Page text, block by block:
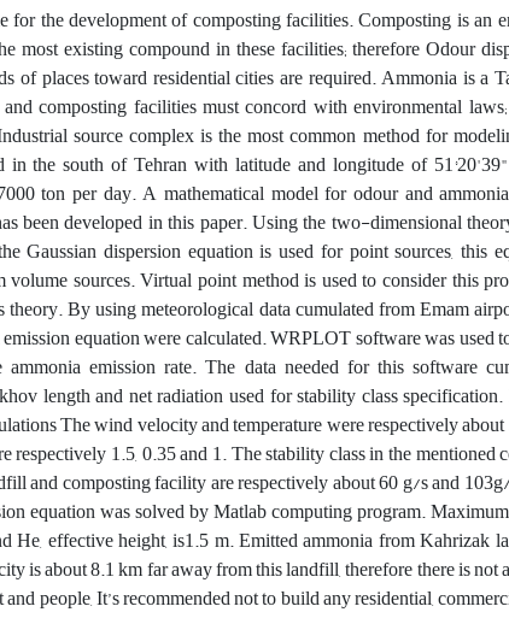
for the development of composting facilities. Composting is
most existing compound in these facilities; therefore Odour
of places toward residential cities are required. Ammonia is a
composting facilities must concord with environmental
source complex is the most common method for
the south of Tehran with latitude and longitude of
ton per day. A mathematical model for odour and
been developed in this paper. Using the two-dimensional
Gaussian dispersion equation is used for point sources, this
sources. Virtual point method is used to consider this
By using meteorological data cumulated from Emam
equation were calculated. WRPLOT software was
emission rate. The data needed for this software
length and net radiation used for stability class
The wind velocity and temperature were respectively
respectively 1.5, 0.35 and 1. The stability class in the
and composting facility are respectively about 60 g/s and
equation was solved by Matlab computing program.
He, effective height, is1.5 m. Emitted ammonia from
is about 8.1 km far away from this landfill, therefore there is
people, It’s recommended not to build any residential,